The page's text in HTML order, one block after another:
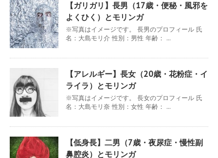
【ガリガリ】長男（17歳・便秘・風邪を
よくひく）とモリンガ
※写真はイメージです。 長男のプロフィール 氏
名：大島モリ介 性別：男性 年齢： ...
【アレルギー】長女（20歳・花粉症・イ
ライラ）とモリンガ
※写真はイメージです。 長女のプロフィール 氏
名：大島モリ奈 性別：女性 年齢： ...
【低身長】二男（7歳・夜尿症・慢性副
鼻腔炎）とモリンガ